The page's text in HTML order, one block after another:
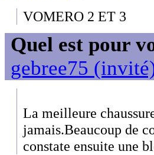
VOMERO 2 ET 3
Quel est pour
gebree75
La meilleure
jamais.Beaucoup de
constate ensuite une